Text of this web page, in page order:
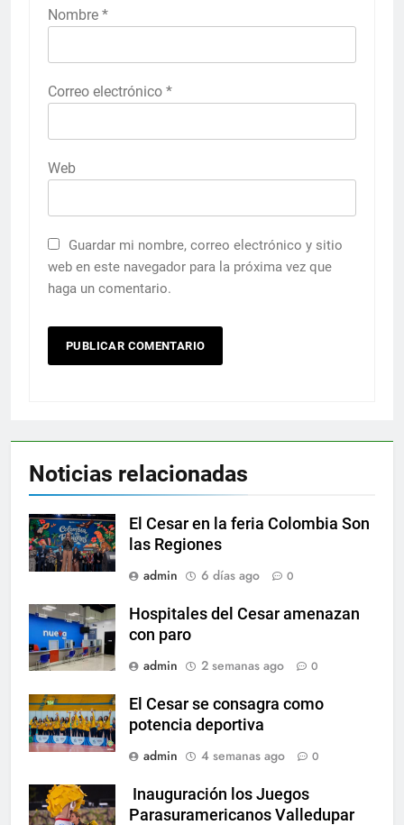
Nombre *
Correo electrónico *
Web
Guardar mi nombre, correo electrónico y sitio
web en este navegador para la próxima vez que
haga un comentario.
Noticias relacionadas
El Cesar en la feria Colombia Son
las Regiones
admin
6 días ago 0
Hospitales del Cesar amenazan
con paro
admin
2 semanas ago 0
El Cesar se consagra como
potencia deportiva
admin
4 semanas ago 0
Inauguración los Juegos
Parasuramericanos Valledupar